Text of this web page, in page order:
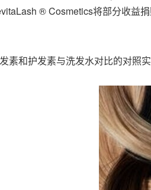
® Cosmetics将部分收益
素和护发素与洗发水对比的对照